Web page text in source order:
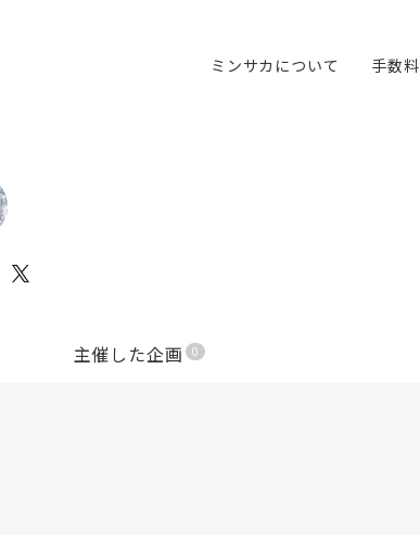
ミンサカについて 手数料
主催した企画 0